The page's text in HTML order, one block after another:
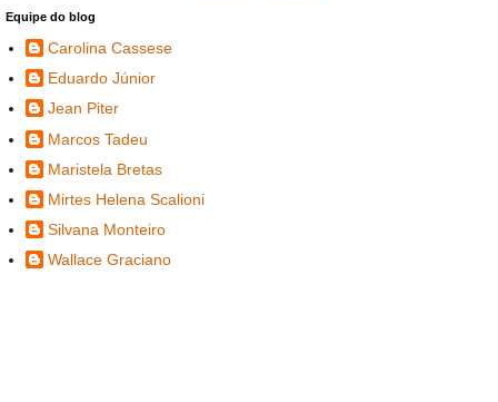
Equipe do blog
Carolina Cassese
Eduardo Júnior
Jean Piter
Marcos Tadeu
Maristela Bretas
Mirtes Helena Scalioni
Silvana Monteiro
Wallace Graciano